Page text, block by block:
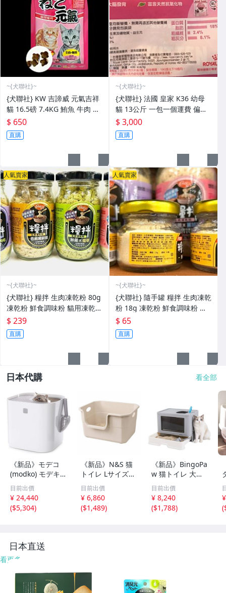
~{犬聯社}~
{犬聯社} KW 吉諦威 元氣吉祥
貓 16.5磅 7.4KG 鮪魚 牛肉 海
陸大餐 海鮮總匯 5口味 7-11一
單限寄一包
$ 650
直購
~{犬聯社}~
{犬聯社} 法國 皇家 K36 幼母
貓 13公斤 一包一個運費 偏遠+
20 產地韓國
$ 3,000
直購
人氣賣家
~{犬聯社}~
{犬聯社} 糧拌 生肉凍乾粉 80g
凍乾粉 鮮食調味粉 貓用凍乾
貓草 蔓越莓 枸杞 雞肉底 營養
征服挑嘴貓
$ 239
直購
人氣賣家
~{犬聯社}~
{犬聯社} 隨手罐 糧拌 生肉凍乾
粉 18g 凍乾粉 鮮食調味粉 貓
用凍乾 貓草 蔓越莓 鮮雞肉 征
服挑嘴貓
$ 65
直購
日本代購 看全部
《新品》モデコ
(modko) モデキ
ャットリターボッ
クス ホワイト 約
幅41cm x 奥行41
cm x 高さ38cm
目前出價
¥ 24,440
($5,304)
《新品》N&S 猫
トイレ Lサイズ
幅50×奥35×高さ2
2cm 入口12cm
中型猫 やや大き
め猫対応 多頭飼
目前出價
¥ 6,860
($1,489)
《新品》BingoPa
w 猫トイレ 大型
上から入る 蓋付
き ドーム | 砂飛
び散り防止 フー
ド付き
目前出價
¥ 8,240
($1,788)
(
日本直送
看更多